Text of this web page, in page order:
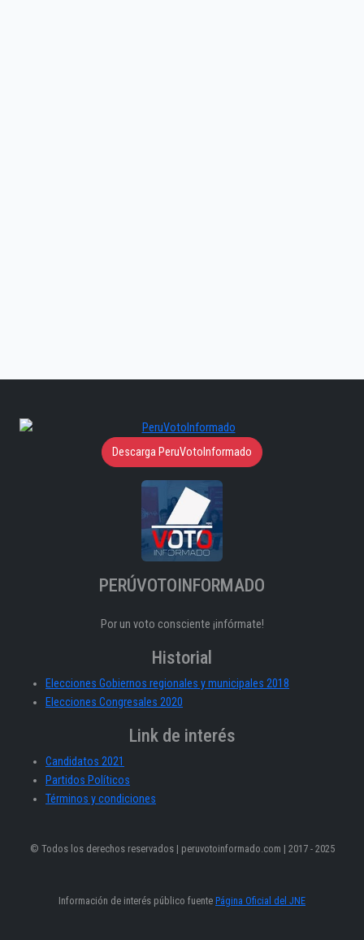
Descarga PeruVotoInformado
PERÚVOTOINFORMADO
Por un voto consciente ¡infórmate!
Historial
Elecciones Gobiernos regionales y municipales 2018
Elecciones Congresales 2020
Link de interés
Candidatos 2021
Partidos Políticos
Términos y condiciones
© Todos los derechos reservados | peruvotoinformado.com | 2017 - 2025
Información de interés público fuente Página Oficial del JNE